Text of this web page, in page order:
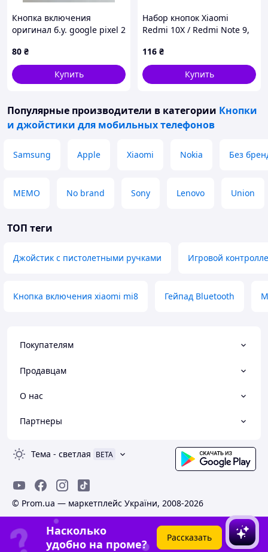
Кнопка включения
оригинал б.у. google pixel 2
80 ₴
Купить
Набор кнопок Xiaomi
Redmi 10X / Redmi Note 9,
116 ₴
Купить
Популярные производители в категории Кнопки
и джойстики для мобильных телефонов
Samsung Apple Xiaomi Nokia Без
MEMO No brand Sony Lenovo Union
ТОП теги
Джойстик с пистолетными ручками Игровой
Кнопка включения xiaomi mi8 Гейпад Bluetooth
Покупателям
Продавцам
О нас
Партнеры
Тема - светлая BETA
© Prom.ua — маркетплейс України, 2008-2026
Насколько
удобно на проме?
Рассказать